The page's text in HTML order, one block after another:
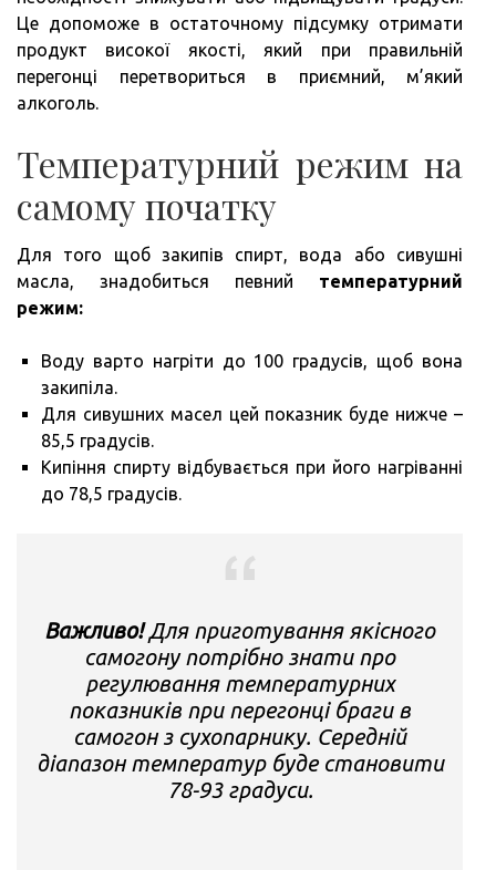
Це допоможе в остаточному підсумку отримати
продукт високої якості, який при правильній
перегонці перетвориться в приємний, м’який
алкоголь.
Температурний режим на
самому початку
Для того щоб закипів спирт, вода або сивушні
масла, знадобиться певний температурний
режим:
Воду варто нагріти до 100 градусів, щоб вона
закипіла.
Для сивушних масел цей показник буде нижче –
85,5 градусів.
Кипіння спирту відбувається при його нагріванні
до 78,5 градусів.
Важливо!Для приготування якісного
самогону потрібно знати про
регулювання температурних
показників при перегонці браги в
самогон з сухопарнику. Середній
діапазон температур буде становити
78-93 градуси.